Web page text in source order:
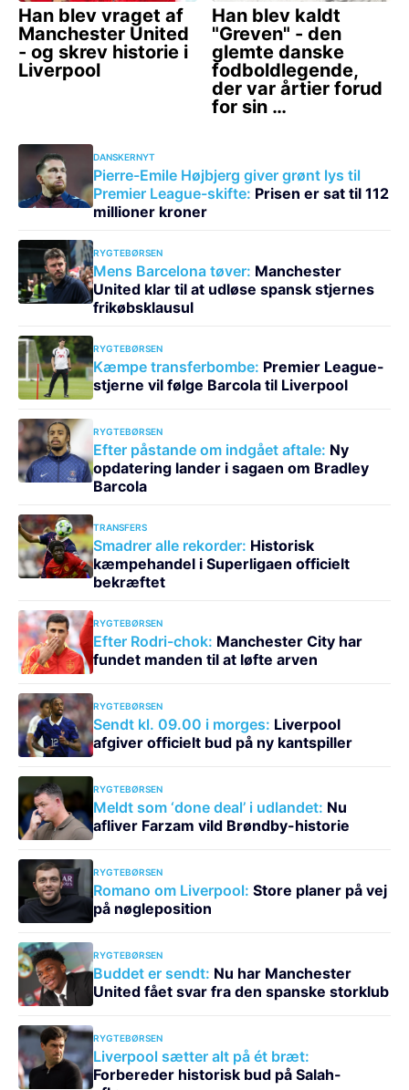
DANSKERNYT
Pierre-Emile Højbjerg giver grønt lys til
Premier League-skifte: Prisen er sat til 112
millioner kroner
RYGTEBØRSEN
Mens Barcelona tøver: Manchester
United klar til at udløse spansk stjernes
frikøbsklausul
RYGTEBØRSEN
Kæmpe transferbombe: Premier League-
stjerne vil følge Barcola til Liverpool
RYGTEBØRSEN
Efter påstande om indgået aftale: Ny
opdatering lander i sagaen om Bradley
Barcola
TRANSFERS
Smadrer alle rekorder: Historisk
kæmpehandel i Superligaen officielt
bekræftet
RYGTEBØRSEN
Efter Rodri-chok: Manchester City har
fundet manden til at løfte arven
RYGTEBØRSEN
Sendt kl. 09.00 i morges: Liverpool
afgiver officielt bud på ny kantspiller
RYGTEBØRSEN
Meldt som ‘done deal’ i udlandet: Nu
afliver Farzam vild Brøndby-historie
RYGTEBØRSEN
Romano om Liverpool: Store planer på vej
på nøgleposition
RYGTEBØRSEN
Buddet er sendt: Nu har Manchester
United fået svar fra den spanske storklub
RYGTEBØRSEN
Liverpool sætter alt på ét bræt:
Forbereder historisk bud på Salah-